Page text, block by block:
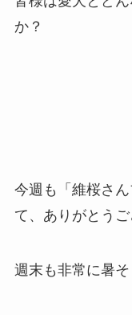
か？
今週も「維桜さ
て、ありがとうご
週末も非常に暑そ